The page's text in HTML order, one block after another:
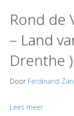
Rond de
– Land
Drenthe )
Door Ferdinand
Lees meer